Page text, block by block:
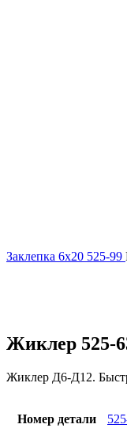
Заклепка 6х20 525-99
Жиклер 525-
Жиклер Д6-Д12.
Номер детали